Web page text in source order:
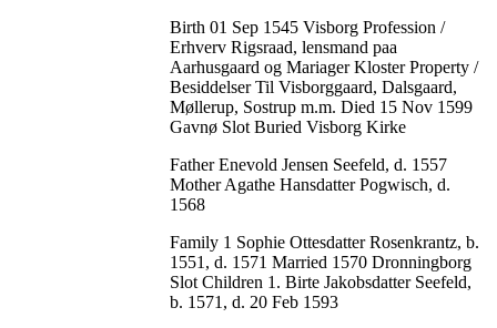
Birth 01 Sep 1545 Visborg Profession /
Erhverv Rigsraad, lensmand paa
Aarhusgaard og Mariager Kloster Property /
Besiddelser Til Visborggaard, Dalsgaard,
Møllerup, Sostrup m.m. Died 15 Nov 1599
Gavnø Slot Buried Visborg Kirke
Father Enevold Jensen Seefeld, d. 1557
Mother Agathe Hansdatter Pogwisch, d.
1568
Family 1 Sophie Ottesdatter Rosenkrantz, b.
1551, d. 1571 Married 1570 Dronningborg
Slot Children 1. Birte Jakobsdatter Seefeld,
b. 1571, d. 20 Feb 1593